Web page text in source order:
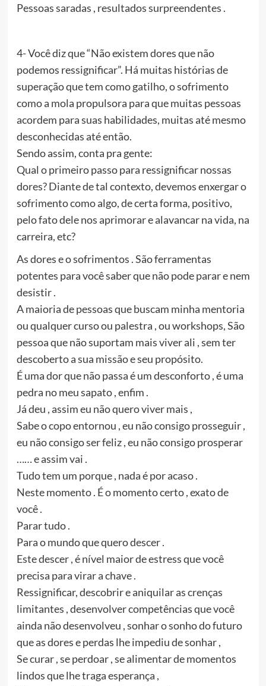
Pessoas saradas , resultados surpreendentes .
4- Você diz que “Não existem dores que não
podemos ressignificar”. Há muitas histórias de
superação que tem como gatilho, o sofrimento
como a mola propulsora para que muitas pessoas
acordem para suas habilidades, muitas até mesmo
desconhecidas até então.
Sendo assim, conta pra gente:
Qual o primeiro passo para ressignificar nossas
dores? Diante de tal contexto, devemos enxergar o
sofrimento como algo, de certa forma, positivo,
pelo fato dele nos aprimorar e alavancar na vida, na
carreira, etc?
As dores e o sofrimentos . São ferramentas
potentes para você saber que não pode parar e nem
desistir .
A maioria de pessoas que buscam minha mentoria
ou qualquer curso ou palestra , ou workshops, São
pessoa que não suportam mais viver ali , sem ter
descoberto a sua missão e seu propósito.
É uma dor que não passa é um desconforto , é uma
pedra no meu sapato , enfim .
Já deu , assim eu não quero viver mais ,
Sabe o copo entornou , eu não consigo prosseguir ,
eu não consigo ser feliz , eu não consigo prosperar
…… e assim vai .
Tudo tem um porque , nada é por acaso .
Neste momento . É o momento certo , exato de
você .
Parar tudo .
Para o mundo que quero descer .
Este descer , é nível maior de estress que você
precisa para virar a chave .
Ressignificar, descobrir e aniquilar as crenças
limitantes , desenvolver competências que você
ainda não desenvolveu , sonhar o sonho do futuro
que as dores e perdas lhe impediu de sonhar ,
Se curar , se perdoar , se alimentar de momentos
lindos que lhe traga esperança ,